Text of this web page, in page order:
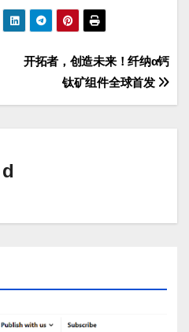
开拓者，创造未来！纤纳α钙
钛矿组件全球首发
d